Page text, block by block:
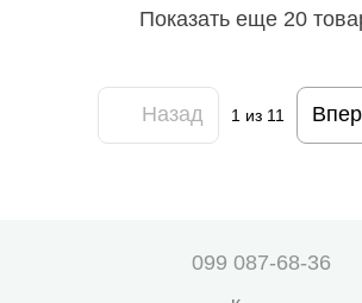
Показать еще 20
Назад 1 из 11
099 087-68-36